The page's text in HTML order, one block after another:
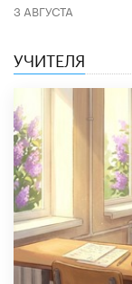
3 АВГУСТА
УЧИТЕЛЯ